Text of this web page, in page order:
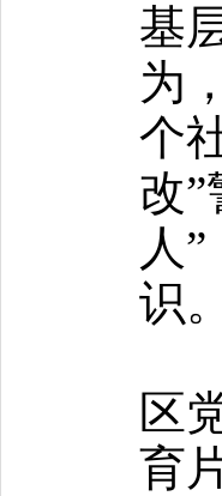
基
为
个
改
人
识。
区
育